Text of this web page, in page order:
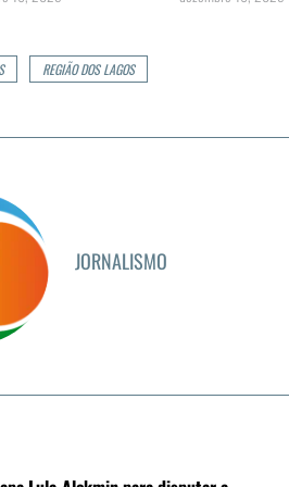
REGIÃO DOS LAGOS
JORNALISMO